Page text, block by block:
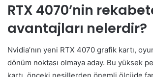
RTX 4070’nin
avantajları nelerdir?
Nvidia’nın yeni RTX 4070 grafik kartı,
dönüm noktası olmaya aday. Bu yüksek